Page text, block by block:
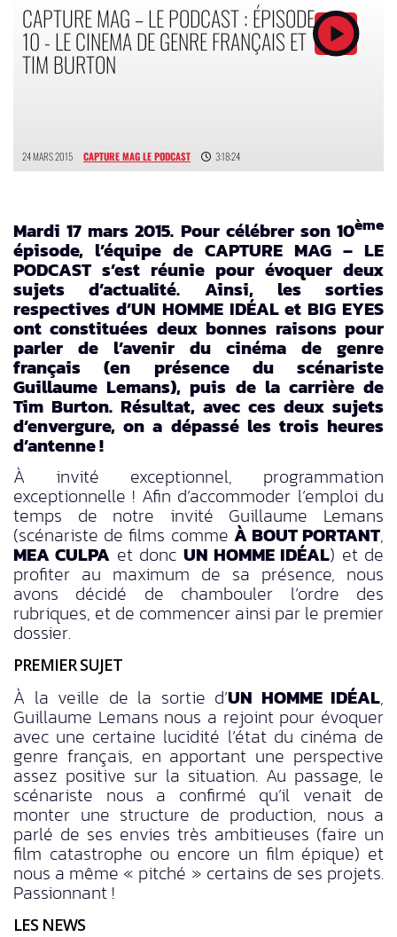
CAPTURE MAG – LE PODCAST : ÉPISODE
10 - LE CINEMA DE GENRE FRANÇAIS ET
TIM BURTON
24 MARS 2015 CAPTURE MAG LE PODCAST 3:18:24
Mardi 17 mars 2015. Pour célébrer son 10ème
épisode, l’équipe de CAPTURE MAG – LE
PODCAST s’est réunie pour évoquer deux
sujets d’actualité. Ainsi, les sorties
respectives d’UN HOMME IDÉAL et BIG EYES
ont constituées deux bonnes raisons pour
parler de l’avenir du cinéma de genre
français (en présence du scénariste
Guillaume Lemans), puis de la carrière de
Tim Burton. Résultat, avec ces deux sujets
d’envergure, on a dépassé les trois heures
d’antenne !
À invité exceptionnel, programmation
exceptionnelle ! Afin d’accommoder l’emploi du
temps de notre invité Guillaume Lemans
(scénariste de films comme À BOUT PORTANT,
MEA CULPA et donc UN HOMME IDÉAL) et de
profiter au maximum de sa présence, nous
avons décidé de chambouler l’ordre des
rubriques, et de commencer ainsi par le premier
dossier.
PREMIER SUJET
À la veille de la sortie d’UN HOMME IDÉAL,
Guillaume Lemans nous a rejoint pour évoquer
avec une certaine lucidité l’état du cinéma de
genre français, en apportant une perspective
assez positive sur la situation. Au passage, le
scénariste nous a confirmé qu’il venait de
monter une structure de production, nous a
parlé de ses envies très ambitieuses (faire un
film catastrophe ou encore un film épique) et
nous a même « pitché » certains de ses projets.
Passionnant !
LES NEWS